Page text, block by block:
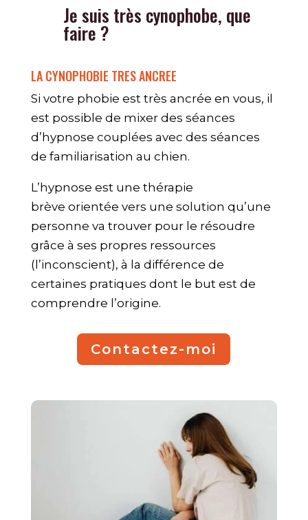
Je suis très cynophobe, que
faire ?
LA CYNOPHOBIE TRES ANCREE
Si votre phobie est très ancrée en vous, il
est possible de mixer des séances
d’hypnose couplées avec des séances
de familiarisation au chien.
L’hypnose est une thérapie
brève orientée vers une solution qu’une
personne va trouver pour le résoudre
grâce à ses propres ressources
(l’inconscient), à la différence de
certaines pratiques dont le but est de
comprendre l’origine.
Contactez-moi